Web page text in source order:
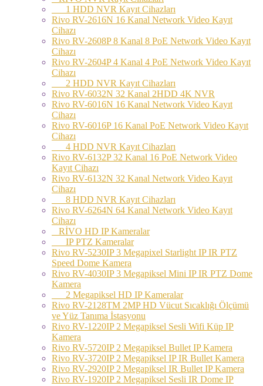
1 HDD NVR Kayıt Cihazları
Rivo RV-2616N 16 Kanal Network Video Kayıt
Cihazı
Rivo RV-2608P 8 Kanal 8 PoE Network Video Kayıt
Cihazı
Rivo RV-2604P 4 Kanal 4 PoE Network Video Kayıt
Cihazı
2 HDD NVR Kayıt Cihazları
Rivo RV-6032N 32 Kanal 2HDD 4K NVR
Rivo RV-6016N 16 Kanal Network Video Kayıt
Cihazı
Rivo RV-6016P 16 Kanal PoE Network Video Kayıt
Cihazı
4 HDD NVR Kayıt Cihazları
Rivo RV-6132P 32 Kanal 16 PoE Network Video
Kayıt Cihazı
Rivo RV-6132N 32 Kanal Network Video Kayıt
Cihazı
8 HDD NVR Kayıt Cihazları
Rivo RV-6264N 64 Kanal Network Video Kayıt
Cihazı
RİVO HD IP Kameralar
IP PTZ Kameralar
Rivo RV-5230IP 3 Megapixel Starlight IP IR PTZ
Speed Dome Kamera
Rivo RV-4030IP 3 Megapiksel Mini IP IR PTZ Dome
Kamera
2 Megapiksel HD IP Kameralar
Rivo RV-2128TM 2MP HD Vücut Sıcaklığı Ölçümü
ve Yüz Tanıma İstasyonu
Rivo RV-1220IP 2 Megapiksel Sesli Wifi Küp IP
Kamera
Rivo RV-5720IP 2 Megapiksel Bullet IP Kamera
Rivo RV-3720IP 2 Megapiksel IP IR Bullet Kamera
Rivo RV-2920IP 2 Megapiksel IR Bullet IP Kamera
Rivo RV-1920IP 2 Megapiksel Sesli IR Dome IP